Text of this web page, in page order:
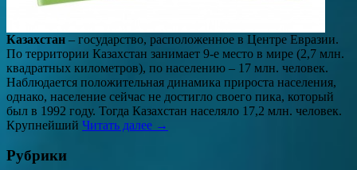
Казахстан – государство, расположенное в Центре Евразии.
По территории Казахстан занимает 9-е место в мире (2,7 млн.
квадратных километров), по населению – 17 млн. человек.
Наблюдается положительная динамика прироста населения,
однако, население сейчас не достигло своего пика, который
был в 1992 году. Тогда Казахстан населяло 17,2 млн. человек.
Крупнейший Читать далее →
Рубрики